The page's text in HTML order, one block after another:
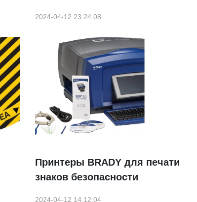
2024-04-12 23:24:08
Принтеры BRADY для печати
знаков безопасности
2024-04-12 14:12:04